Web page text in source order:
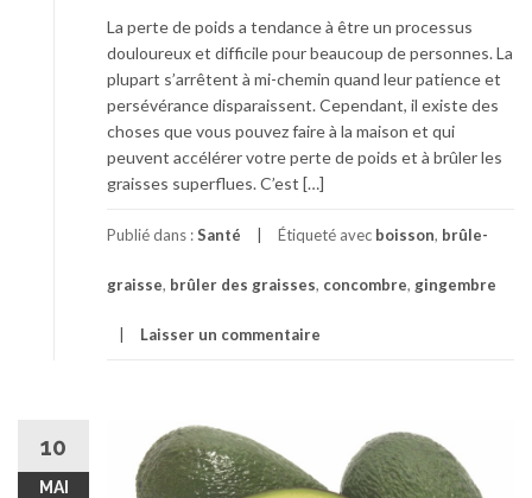
La perte de poids a tendance à être un processus
douloureux et difficile pour beaucoup de personnes. La
plupart s’arrêtent à mi-chemin quand leur patience et
persévérance disparaissent. Cependant, il existe des
choses que vous pouvez faire à la maison et qui
peuvent accélérer votre perte de poids et à brûler les
graisses superflues. C’est […]
Publié dans :Santé Étiqueté avec boisson, brûle-
graisse, brûler des graisses, concombre, gingembre
Laisser un commentaire
10
MAI